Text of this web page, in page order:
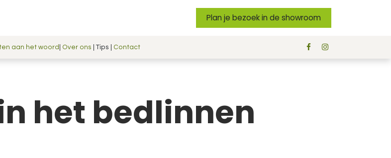
Plan je bezoek in de showroom
aan het woord Over ons | Tips | Contact
het bedlinnen